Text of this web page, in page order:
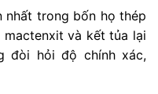
nhất trong bốn họ thép
và kết tủa lại
đòi hỏi độ chính xác,